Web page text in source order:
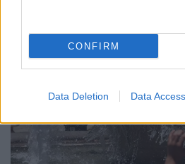
CONFIRM
Data Deletion Data Access